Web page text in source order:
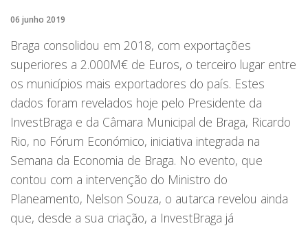
06 junho 2019
Braga consolidou em 2018, com exportações
superiores a 2.000M€ de Euros, o terceiro lugar entre
os municípios mais exportadores do país. Estes
dados foram revelados hoje pelo Presidente da
InvestBraga e da Câmara Municipal de Braga, Ricardo
Rio, no Fórum Económico, iniciativa integrada na
Semana da Economia de Braga. No evento, que
contou com a intervenção do Ministro do
Planeamento, Nelson Souza, o autarca revelou ainda
que, desde a sua criação, a InvestBraga já